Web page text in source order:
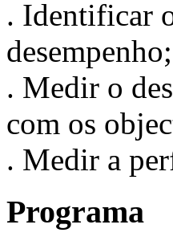
. Identificar
desempenho;
. Medir o
com os
. Medir a
Programa